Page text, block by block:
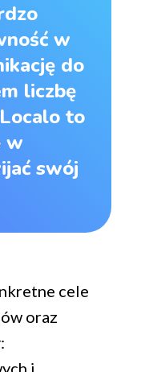
w
do
liczbę
to
w
swój
cele
oraz